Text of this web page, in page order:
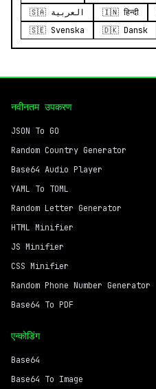
🇸🇦 العربية 🇮🇳 हिन्दी
🇸🇪 Svenska
🇩🇰 Dansk
नवीनतम उपकरण
JSON To GO
Random Country Generator
Base64 Audio Player
YAML To TOML
Random Letter Generator
HTML Minifier
JS Minifier
CSS Minifier
Random Phone Number Generator
Base64 To PDF
एन्कोडिंग
Base64
Base64 To Image